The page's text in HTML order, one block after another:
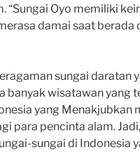
“Sungai Oyo memiliki
damai saat berada
sungai daratan
banyak wisatawan yang
yang Menakjubkan
para pencinta alam.
sungai di Indonesia